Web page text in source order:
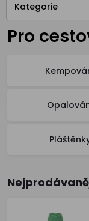
Kategorie
Pro